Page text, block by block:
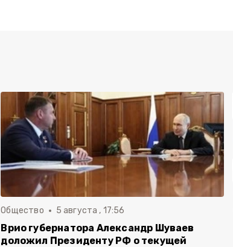
Общество 5 августа , 17:56
Врио губернатора Александр Шуваев
доложил Президенту РФ о текущей